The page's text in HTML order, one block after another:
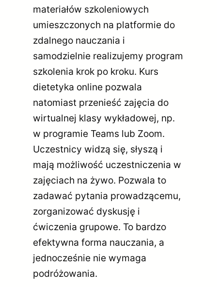
materiałów szkoleniowych
umieszczonych na platformie do
zdalnego nauczania i
samodzielnie realizujemy program
szkolenia krok po kroku. Kurs
dietetyka online pozwala
natomiast przenieść zajęcia do
wirtualnej klasy wykładowej, np.
w programie Teams lub Zoom.
Uczestnicy widzą się, słyszą i
mają możliwość uczestniczenia w
zajęciach na żywo. Pozwala to
zadawać pytania prowadzącemu,
zorganizować dyskusję i
ćwiczenia grupowe. To bardzo
efektywna forma nauczania, a
jednocześnie nie wymaga
podróżowania.